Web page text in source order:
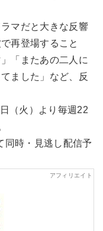
マだと大きな反響
再登場すること
「またあの二人に
ました」など、反
（火）より毎週22
時・見逃し配信予